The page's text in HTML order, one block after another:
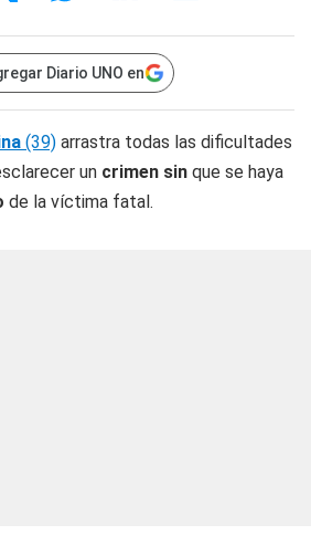
Diario UNO en
(39) arrastra todas las dificultades
un crimen sin que se haya
de la víctima fatal.